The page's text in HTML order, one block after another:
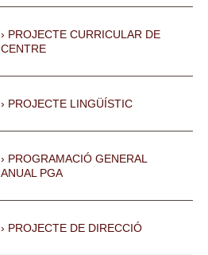
PROJECTE CURRICULAR DE
CENTRE
PROJECTE LINGÜÍSTIC
PROGRAMACIÓ GENERAL
ANUAL PGA
PROJECTE DE DIRECCIÓ